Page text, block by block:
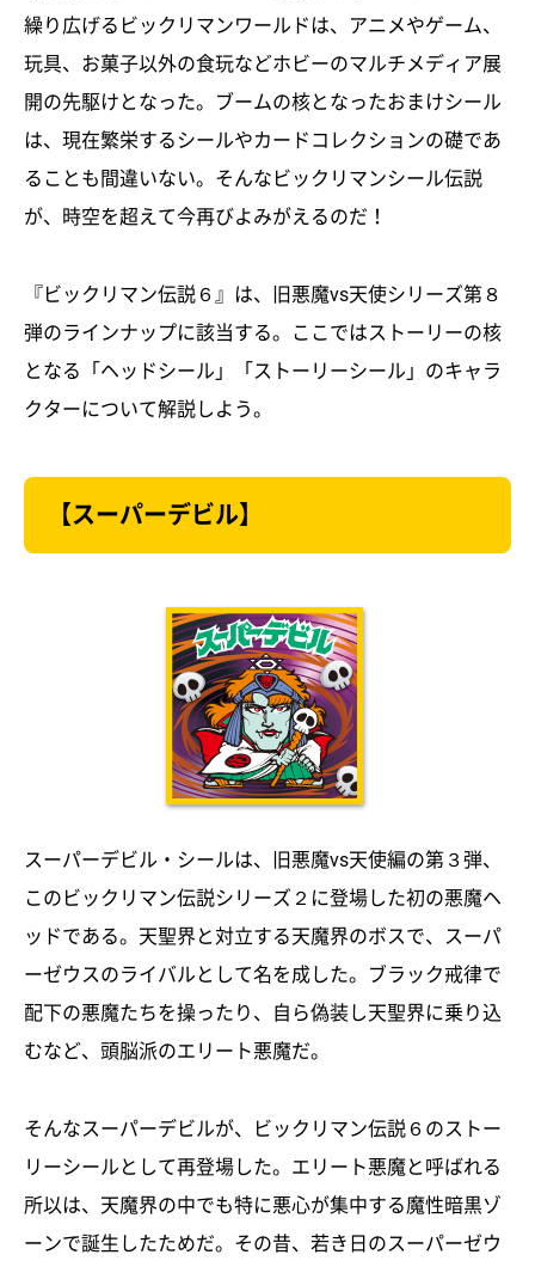
繰り広げるビックリマンワールドは、アニメやゲーム、
玩具、お菓子以外の食玩などホビーのマルチメディア展
開の先駆けとなった。ブームの核となったおまけシール
は、現在繁栄するシールやカードコレクションの礎であ
ることも間違いない。そんなビックリマンシール伝説
が、時空を超えて今再びよみがえるのだ！
『ビックリマン伝説６』は、旧悪魔vs天使シリーズ第８
弾のラインナップに該当する。ここではストーリーの核
となる「ヘッドシール」「ストーリーシール」のキャラ
クターについて解説しよう。
【スーパーデビル】
スーパーデビル・シールは、旧悪魔vs天使編の第３弾、
このビックリマン伝説シリーズ２に登場した初の悪魔ヘ
ッドである。天聖界と対立する天魔界のボスで、スーパ
ーゼウスのライバルとして名を成した。ブラック戒律で
配下の悪魔たちを操ったり、自ら偽装し天聖界に乗り込
むなど、頭脳派のエリート悪魔だ。
そんなスーパーデビルが、ビックリマン伝説６のストー
リーシールとして再登場した。エリート悪魔と呼ばれる
所以は、天魔界の中でも特に悪心が集中する魔性暗黒ゾ
ーンで誕生したためだ。その昔、若き日のスーパーゼウ